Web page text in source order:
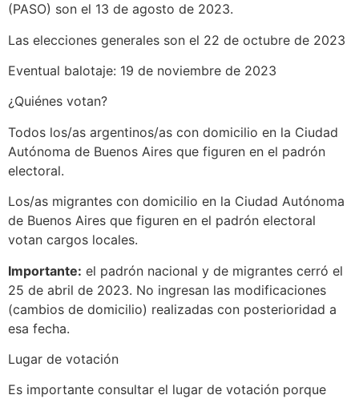
(PASO) son el 13 de agosto de 2023.
Las elecciones generales son el 22 de octubre de 2023
Eventual balotaje: 19 de noviembre de 2023
¿Quiénes votan?
Todos los/as argentinos/as con domicilio en la Ciudad
Autónoma de Buenos Aires que figuren en el padrón
electoral.
Los/as migrantes con domicilio en la Ciudad Autónoma
de Buenos Aires que figuren en el padrón electoral
votan cargos locales.
Importante: el padrón nacional y de migrantes cerró el
25 de abril de 2023. No ingresan las modificaciones
(cambios de domicilio) realizadas con posterioridad a
esa fecha.
Lugar de votación
Es importante consultar el lugar de votación porque